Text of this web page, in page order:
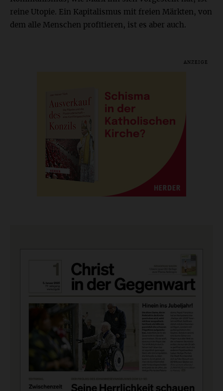
reine Utopie. Ein Kapitalismus mit freien Märkten, von
dem alle Menschen profitieren, ist es aber auch.